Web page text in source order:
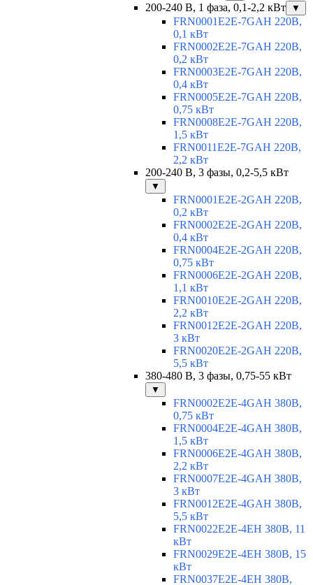
200-240 В, 1 фаза, 0,1-2,2 кВт ▼
FRN0001E2E-7GAH 220В,
0,1 кВт
FRN0002E2E-7GAH 220В,
0,2 кВт
FRN0003E2E-7GAH 220В,
0,4 кВт
FRN0005E2E-7GAH 220В,
0,75 кВт
FRN0008E2E-7GAH 220В,
1,5 кВт
FRN0011E2E-7GAH 220В,
2,2 кВт
200-240 В, 3 фазы, 0,2-5,5 кВт
▼
FRN0001E2E-2GAH 220В,
0,2 кВт
FRN0002E2E-2GAH 220В,
0,4 кВт
FRN0004E2E-2GAH 220В,
0,75 кВт
FRN0006E2E-2GAH 220В,
1,1 кВт
FRN0010E2E-2GAH 220В,
2,2 кВт
FRN0012E2E-2GAH 220В,
3 кВт
FRN0020E2E-2GAH 220В,
5,5 кВт
380-480 В, 3 фазы, 0,75-55 кВт
▼
FRN0002E2E-4GAH 380В,
0,75 кВт
FRN0004E2E-4GAH 380В,
1,5 кВт
FRN0006E2E-4GAH 380В,
2,2 кВт
FRN0007E2E-4GAH 380В,
3 кВт
FRN0012E2E-4GAH 380В,
5,5 кВт
FRN0022E2E-4EH 380В, 11
кВт
FRN0029E2E-4EH 380В, 15
кВт
FRN0037E2E-4EH 380В,